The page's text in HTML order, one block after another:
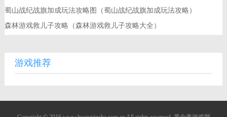
蜀山战纪战旗加成玩法攻略图（蜀山战纪战旗加成玩法攻略）
森林游戏救儿子攻略（森林游戏救儿子攻略大全）
游戏推荐